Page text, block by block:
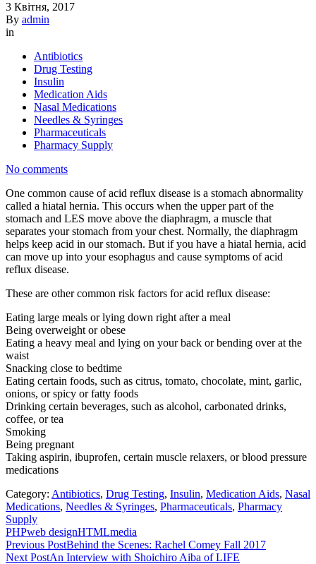
3 Квітня, 2017
By admin
in
Antibiotics
Drug Testing
Insulin
Medication Aids
Nasal Medications
Needles & Syringes
Pharmaceuticals
Pharmacy Supply
No comments
One common cause of acid reflux disease is a stomach abnormality
called a hiatal hernia. This occurs when the upper part of the
stomach and LES move above the diaphragm, a muscle that
separates your stomach from your chest. Normally, the diaphragm
helps keep acid in our stomach. But if you have a hiatal hernia, acid
can move up into your esophagus and cause symptoms of acid
reflux disease.
These are other common risk factors for acid reflux disease:
Eating large meals or lying down right after a meal
Being overweight or obese
Eating a heavy meal and lying on your back or bending over at the
waist
Snacking close to bedtime
Eating certain foods, such as citrus, tomato, chocolate, mint, garlic,
onions, or spicy or fatty foods
Drinking certain beverages, such as alcohol, carbonated drinks,
coffee, or tea
Smoking
Being pregnant
Taking aspirin, ibuprofen, certain muscle relaxers, or blood pressure
medications
Category: Antibiotics, Drug Testing, Insulin, Medication Aids, Nasal
Medications, Needles & Syringes, Pharmaceuticals, Pharmacy
Supply
PHPweb designHTMLmedia
Post
navigation
Previous PostBehind the Scenes: Rachel Comey Fall 2017
Next PostAn Interview with Shoichiro Aiba of LIFE